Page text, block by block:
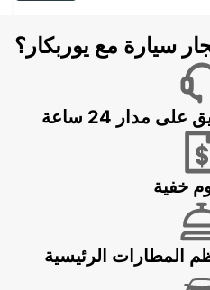
MYKONOS PORT MEET
MYKONOS AIRPORT
سيارة مع يوربكار؟
مدار 24 ساعة
خفية